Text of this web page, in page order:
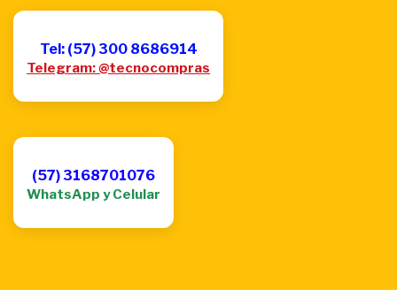
Tel: (57) 300 8686914
Telegram: @tecnocompras
(57) 3168701076
WhatsApp y Celular